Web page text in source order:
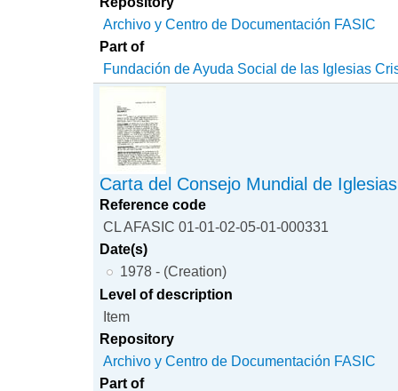
Archivo y Centro de Documentación FASIC
Part of
Fundación de Ayuda Social de las Iglesias
Carta del Consejo Mundial de Iglesias
Reference code
CL AFASIC 01-01-02-05-01-000331
Date(s)
1978 - (Creation)
Level of description
Item
Repository
Archivo y Centro de Documentación FASIC
Part of